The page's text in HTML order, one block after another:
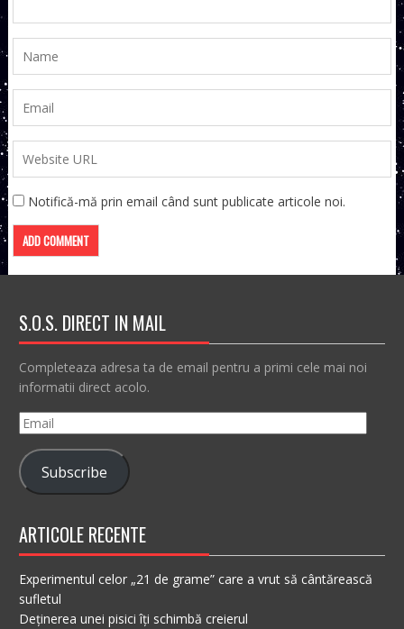
Notifică-mă prin email când sunt publicate articole noi.
S.O.S. DIRECT IN MAIL
Completeaza adresa ta de email pentru a primi cele mai noi
informatii direct acolo.
Email
Subscribe
ARTICOLE RECENTE
Experimentul celor „21 de grame” care a vrut să cântărească
sufletul
Deținerea unei pisici îți schimbă creierul